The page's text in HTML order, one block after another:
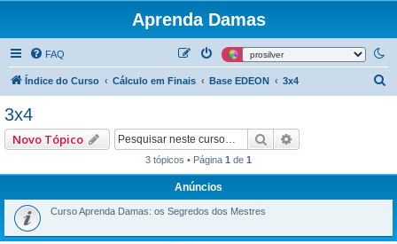
Aprenda Damas
FAQ
Índice do Curso Cálculo em Finais Base EDEON 3x4
3x4
Novo Tópico Pesquisar
3 tópicos • Página 1 de 1
Anúncios
Curso Aprenda Damas: os Segredos dos Mestres